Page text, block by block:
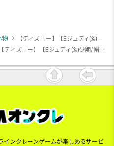
物
【ディズニー】【Eジュディ(幼少期/帽子あり)】ズートピア ならべてどーみぃふれんず マスコット！
【ディズニー】【Eジュディ(幼少期/帽子あり)】ズートピア ならべてどーみぃふれんず マスコット！
インクレーンゲームが楽しめるサービ